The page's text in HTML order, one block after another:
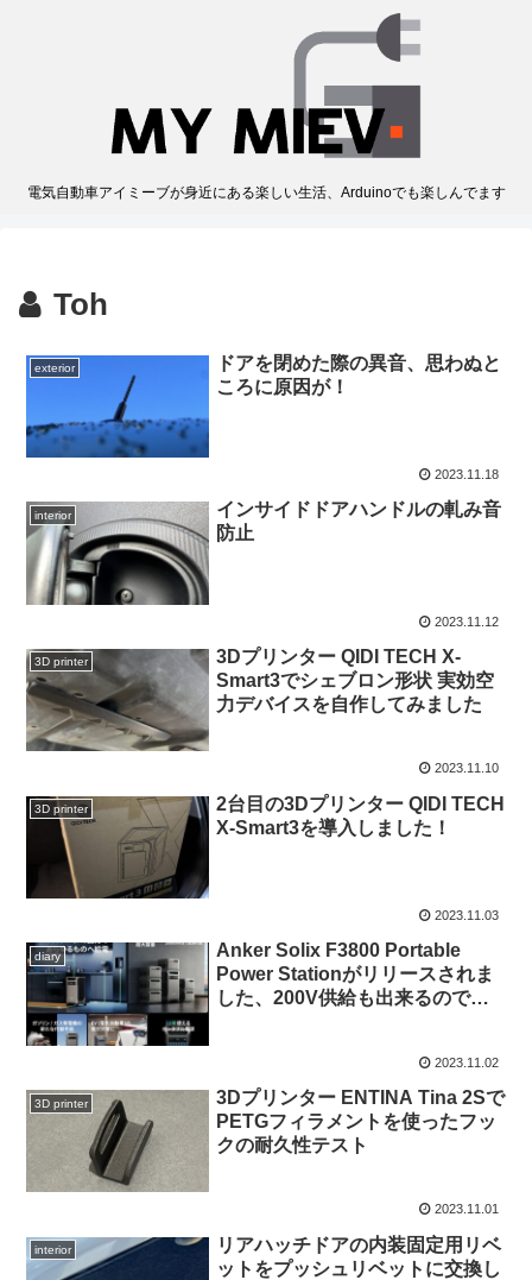
電気自動車アイミーブが身近にある楽しい生活、Arduinoでも楽しんでます
Toh
exterior
ドアを閉めた際の異音、思わぬと
ころに原因が！
2023.11.18
interior
インサイドドアハンドルの軋み音
防止
2023.11.12
3D printer
3Dプリンター QIDI TECH X-
Smart3でシェブロン形状 実効空
力デバイスを自作してみました
2023.11.10
3D printer
2台目の3Dプリンター QIDI TECH
X-Smart3を導入しました！
2023.11.03
diary
Anker Solix F3800 Portable
Power Stationがリリースされま
した、200V供給も出来るので興
2023.11.02
3D printer
3Dプリンター ENTINA Tina 2Sで
PETGフィラメントを使ったフッ
クの耐久性テスト
2023.11.01
interior
リアハッチドアの内装固定用リベ
ットをプッシュリベットに交換し